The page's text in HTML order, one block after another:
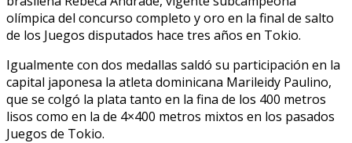
olímpica del concurso completo y oro en la final de salto
de los Juegos disputados hace tres años en Tokio.
Igualmente con dos medallas saldó su participación en la
capital japonesa la atleta dominicana Marileidy Paulino,
que se colgó la plata tanto en la fina de los 400 metros
lisos como en la de 4×400 metros mixtos en los pasados
Juegos de Tokio.